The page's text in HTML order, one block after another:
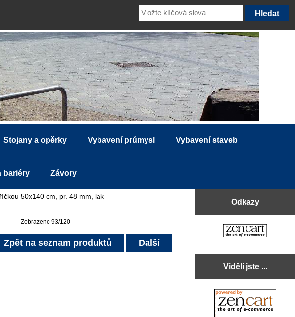
Stojany a opěrky Vybavení průmysl Vybavení staveb
bariéry Závory
50x140 cm, pr. 48 mm, lak
Zobrazeno 93/120
Zpět na seznam produktů Další
Odkazy
Viděli jste ...